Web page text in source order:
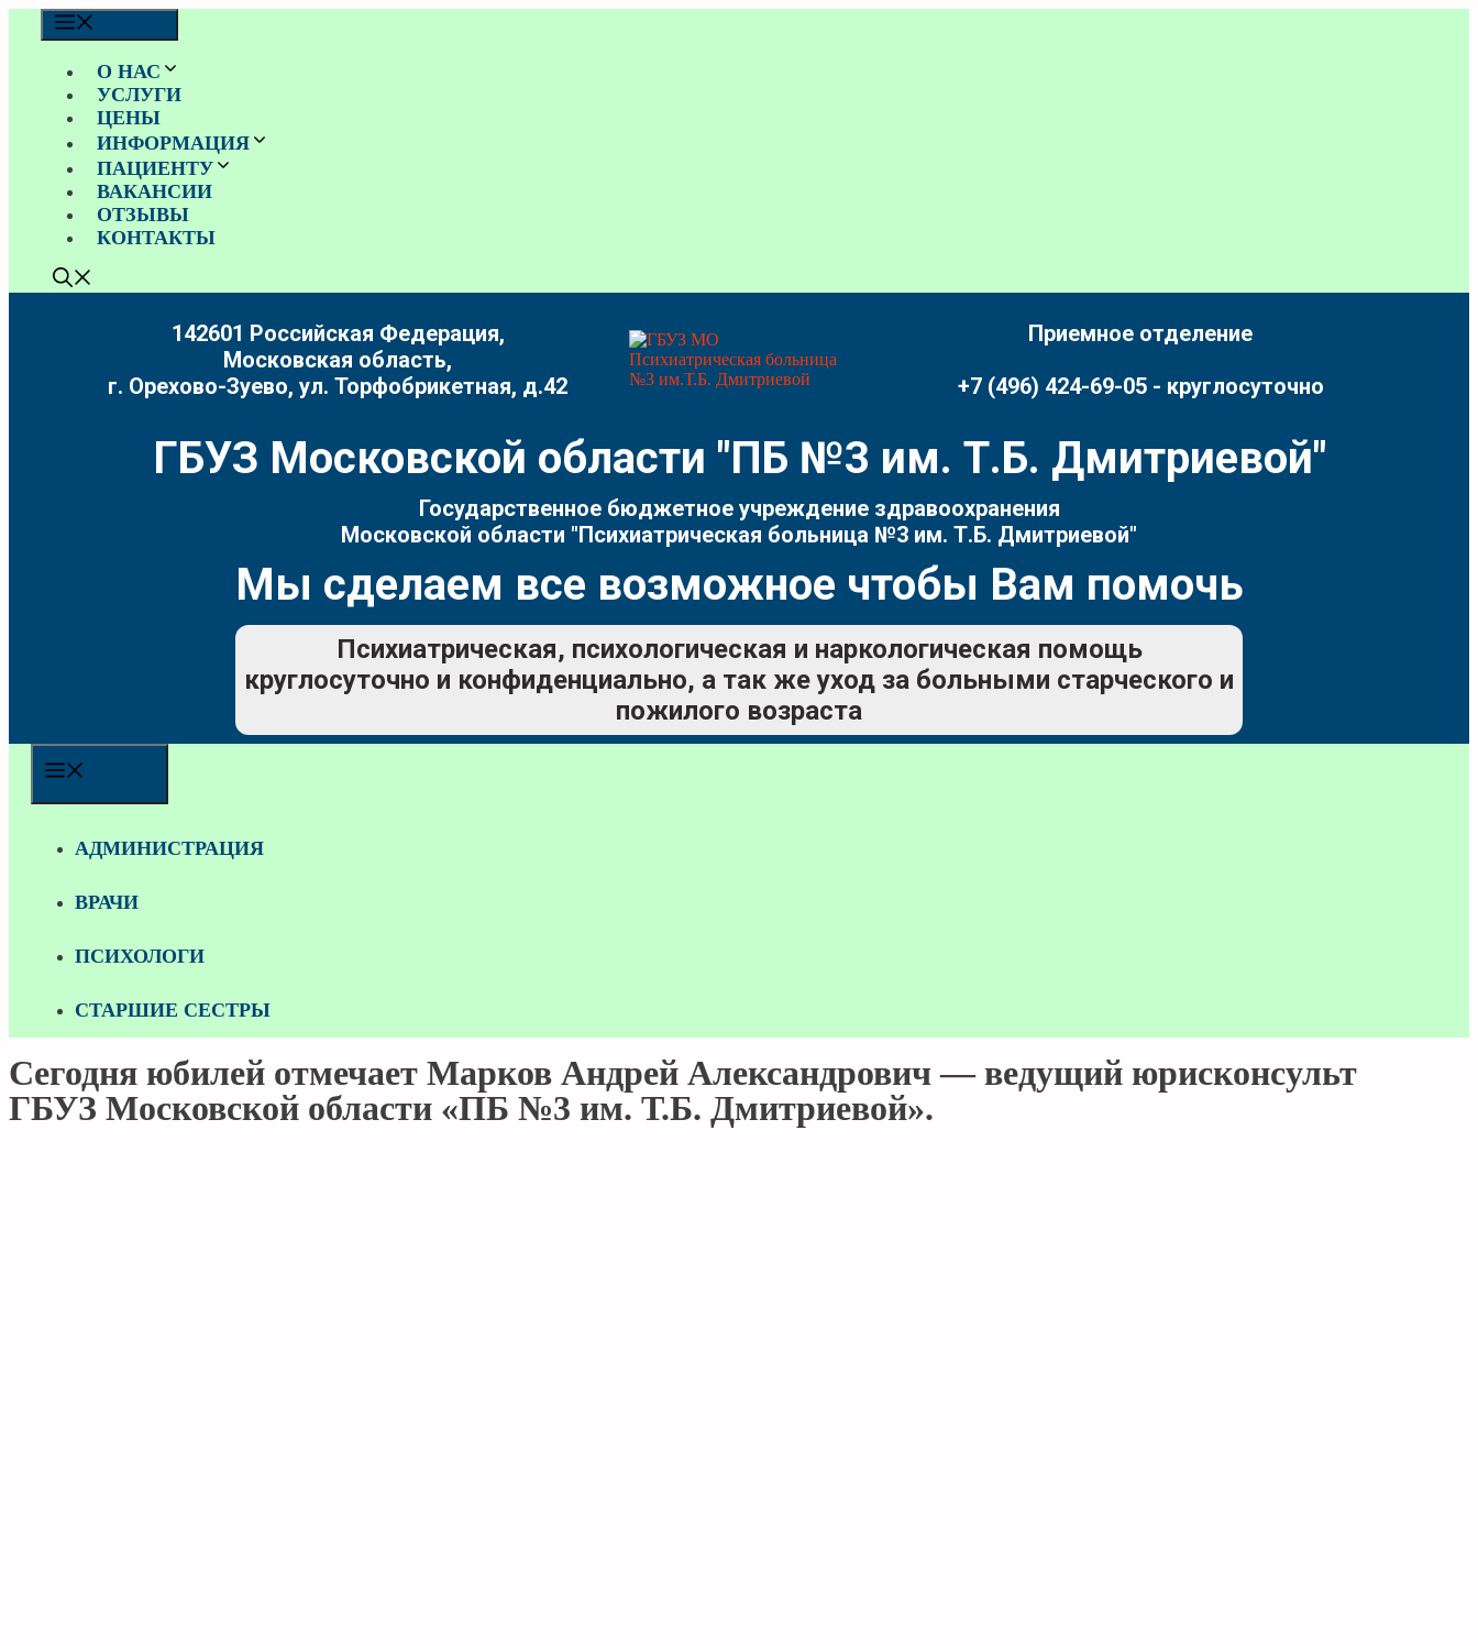
Перейти
О НАС
УСЛУГИ
ЦЕНЫ
ИНФОРМАЦИЯ
ПАЦИЕНТУ
ВАКАНСИИ
ОТЗЫВЫ
КОНТАКТЫ
142601 Российская Федерация,
Московская область,
г. Орехово-Зуево, ул. Торфобрикетная, д.42
Приемное отделение
+7 (496) 424-69-05 - круглосуточно
ГБУЗ Московской области "ПБ №3 им. Т.Б. Дмитриевой"
Государственное бюджетное учреждение здравоохранения
Московской области "Психиатрическая больница №3 им. Т.Б. Дмитриевой"
Мы сделаем все возможное чтобы Вам помочь
Психиатрическая, психологическая и наркологическая помощь
круглосуточно и конфиденциально, а так же уход за больными старческого и
пожилого возраста
АДМИНИСТРАЦИЯ
ВРАЧИ
ПСИХОЛОГИ
СТАРШИЕ СЕСТРЫ
Сегодня юбилей отмечает Марков Андрей Александрович — ведущий юрисконсульт
ГБУЗ Московской области «ПБ №3 им. Т.Б. Дмитриевой».